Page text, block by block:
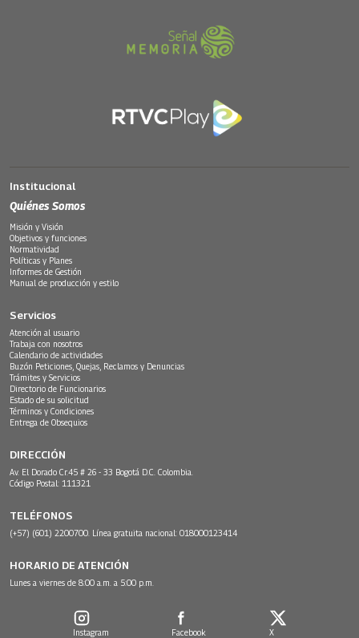
Institucional
Quiénes Somos
Misión y Visión
Objetivos y funciones
Normatividad
Políticas y Planes
Informes de Gestión
Manual de producción y estilo
Servicios
Atención al usuario
Trabaja con nosotros
Calendario de actividades
Buzón Peticiones, Quejas, Reclamos y Denuncias
Trámites y Servicios
Directorio de Funcionarios
Estado de su solicitud
Términos y Condiciones
Entrega de Obsequios
DIRECCIÓN
Av. El Dorado Cr.45 # 26 - 33 Bogotá D.C. Colombia.
Código Postal: 111321
TELÉFONOS
(+57) (601) 2200700. Línea gratuita nacional: 018000123414
HORARIO DE ATENCIÓN
Lunes a viernes de 8:00 a.m. a 5:00 p.m.
Instagram Facebook X